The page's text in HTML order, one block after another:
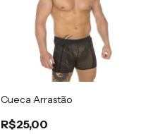
Cueca Arrastão
R$25,00